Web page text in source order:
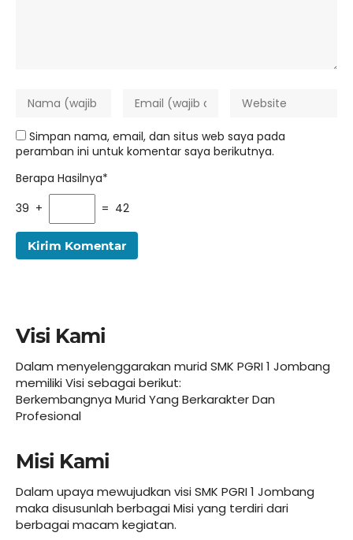
Simpan nama, email, dan situs web saya pada
peramban ini untuk komentar saya berikutnya.
Berapa Hasilnya*
39 +
= 42
Visi Kami
Dalam menyelenggarakan murid SMK PGRI 1 Jombang
memiliki Visi sebagai berikut:
Berkembangnya Murid Yang Berkarakter Dan
Profesional
Misi Kami
Dalam upaya mewujudkan visi SMK PGRI 1 Jombang
maka disusunlah berbagai Misi yang terdiri dari
berbagai macam kegiatan.